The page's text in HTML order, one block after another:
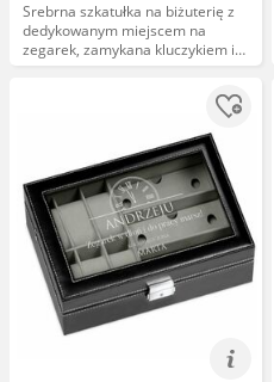
Srebrna szkatułka na biżuterię z
dedykowanym miejscem na
zegarek, zamykana kluczykiem i
zatrzaskiem Peterson PTN SZK-13